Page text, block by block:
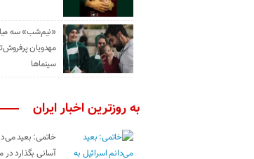
«نیم‌شب» سه
مهدویان
سینماها
به روزترین اخبار ایران
خاتمی: بعید
آسانی بگذارد در